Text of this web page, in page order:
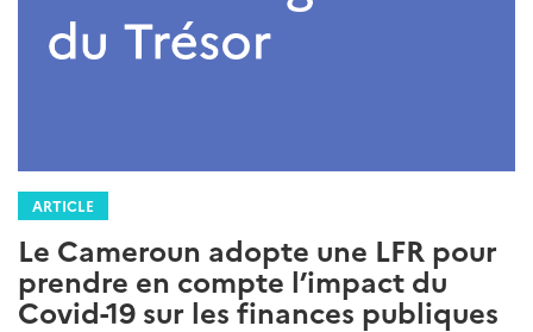
ARTICLE
Le Cameroun adopte une LFR pour
prendre en compte l’impact du
Covid-19 sur les finances publiques